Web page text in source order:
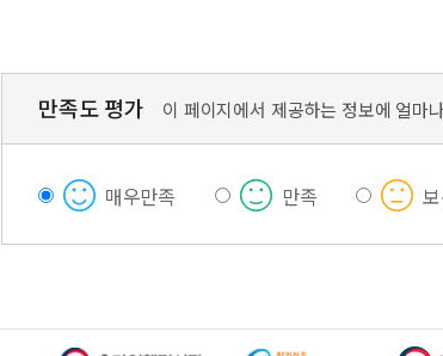
만족도 평가 이 페이지에서 제공하는 정보에 얼마
매우만족 만족